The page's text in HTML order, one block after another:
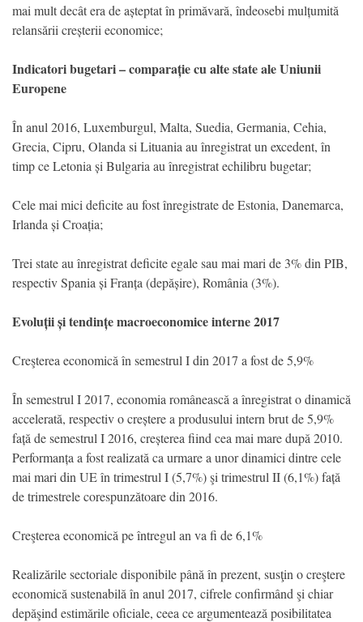
mai mult decât era de așteptat în primăvară, îndeosebi mulțumită
relansării creșterii economice;
Indicatori bugetari – comparație cu alte state ale Uniunii
Europene
În anul 2016, Luxemburgul, Malta, Suedia, Germania, Cehia,
Grecia, Cipru, Olanda si Lituania au înregistrat un excedent, în
timp ce Letonia și Bulgaria au înregistrat echilibru bugetar;
Cele mai mici deficite au fost înregistrate de Estonia, Danemarca,
Irlanda și Croația;
Trei state au înregistrat deficite egale sau mai mari de 3% din PIB,
respectiv Spania și Franța (depășire), România (3%).
Evoluții și tendințe macroeconomice interne 2017
Creşterea economică în semestrul I din 2017 a fost de 5,9%
În semestrul I 2017, economia românească a înregistrat o dinamică
accelerată, respectiv o creștere a produsului intern brut de 5,9%
față de semestrul I 2016, creșterea fiind cea mai mare după 2010.
Performanța a fost realizată ca urmare a unor dinamici dintre cele
mai mari din UE în trimestrul I (5,7%) şi trimestrul II (6,1%) față
de trimestrele corespunzătoare din 2016.
Creşterea economică pe întregul an va fi de 6,1%
Realizările sectoriale disponibile până în prezent, susţin o creştere
economică sustenabilă în anul 2017, cifrele confirmând şi chiar
depăşind estimările oficiale, ceea ce argumentează posibilitatea